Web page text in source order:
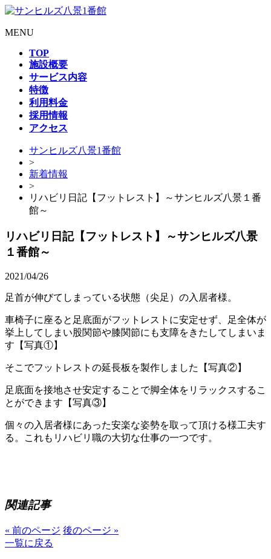
MENU
TOP
施設概要
サービス内容
特徴
利用料金
採用情報
アクセス
サンヒルズ八景1番館
>
新着情報
>
リハビリ日記【フットレスト】～サンヒルズ八景１番
館～
リハビリ日記【フットレスト】～サンヒルズ八景
１番館～
2021/04/26
足首が伸びてしまっている状態（尖足）の入居者様。
車椅子に座ると足底面がフットレストに安定せず、足全体が
挙上してしまい股関節や膝関節にも支障をきたしてしまいま
す【写真①】
そこでフットレストの延長板を製作しました【写真②】
足底面を接地させ安定することで脚全体をリラックスするこ
とができます【写真③】
個々の入居者様にあった安楽な姿勢を取って頂ける様工夫す
る。これもリハビリ職の大切な仕事の一つです。
関連記事
« 前のページ 後のページ »
一覧に戻る